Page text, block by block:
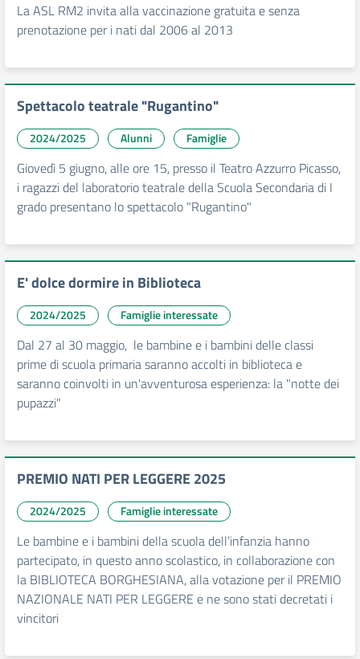
La ASL RM2 invita alla vaccinazione gratuita e senza
prenotazione per i nati dal 2006 al 2013
Spettacolo teatrale "Rugantino"
2024/2025 Alunni Famiglie
Giovedì 5 giugno, alle ore 15, presso il Teatro Azzurro Picasso,
i ragazzi del laboratorio teatrale della Scuola Secondaria di I
grado presentano lo spettacolo "Rugantino"
E' dolce dormire in Biblioteca
2024/2025 Famiglie interessate
Dal 27 al 30 maggio, le bambine e i bambini delle classi
prime di scuola primaria saranno accolti in biblioteca e
saranno coinvolti in un'avventurosa esperienza: la "notte dei
pupazzi"
PREMIO NATI PER LEGGERE 2025
2024/2025 Famiglie interessate
Le bambine e i bambini della scuola dell’infanzia hanno
partecipato, in questo anno scolastico, in collaborazione con
la BIBLIOTECA BORGHESIANA, alla votazione per il PREMIO
NAZIONALE NATI PER LEGGERE e ne sono stati decretati i
vincitori